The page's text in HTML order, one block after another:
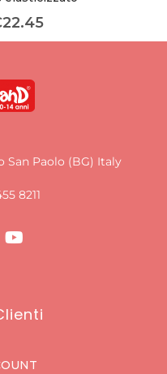
San Paolo (BG) Italy
8211